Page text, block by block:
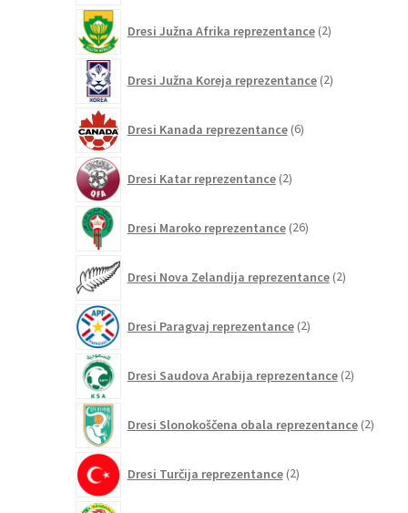
Dresi Južna Afrika reprezentance 2izdelka
Dresi Južna Koreja reprezentance 2izdelka
Dresi Kanada reprezentance 6izdelkov
Dresi Katar reprezentance 2izdelka
Dresi Maroko reprezentance 26izdelkov
Dresi Nova Zelandija reprezentance 2izdelka
Dresi Paragvaj reprezentance 2izdelka
Dresi Saudova Arabija reprezentance 2izdelka
Dresi Slonokoščena obala reprezentance 2izdelka
Dresi Turčija reprezentance 2izdelka